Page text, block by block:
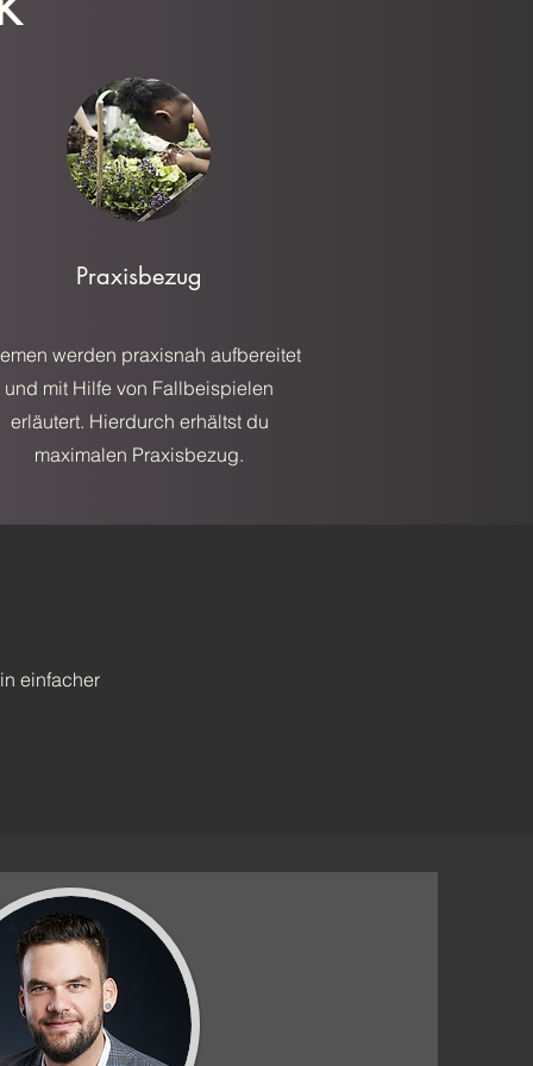
Praxisbezug
werden praxisnah aufbereitet
und mit Hilfe von Fallbeispielen
erläutert. Hierdurch erhältst du
maximalen Praxisbezug.
einfacher